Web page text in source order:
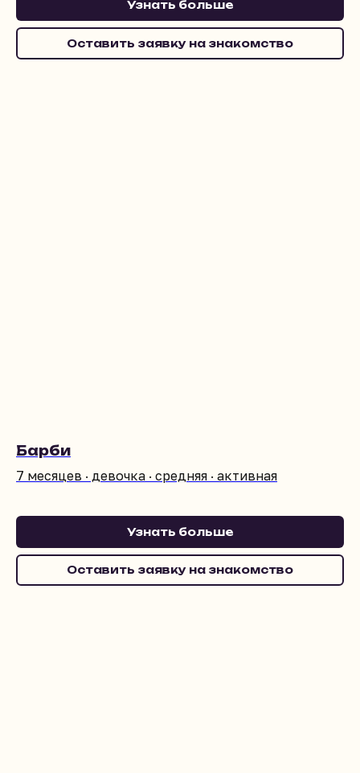
Узнать больше
Оставить заявку на знакомство
Барби
7 месяцев · девочка · средняя · активная
Узнать больше
Оставить заявку на знакомство